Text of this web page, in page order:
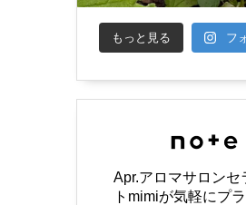
もっと見る フ
Apr.アロマサロンセ
トmimiが気軽にプ